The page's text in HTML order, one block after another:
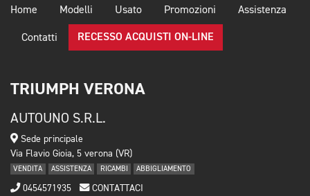
Home Modelli Usato Promozioni Assistenza
Contatti RECESSO ACQUISTI ON-LINE
TRIUMPH VERONA
AUTOUNO S.R.L.
Sede principale
Via Flavio Gioia, 5 verona (VR)
VENDITA ASSISTENZA RICAMBI ABBIGLIAMENTO
0454571935 CONTATTACI